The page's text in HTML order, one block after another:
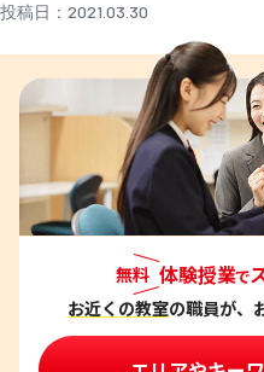
投稿日：2021.03.30
無料 体験授業で
お近くの教室の職員が、